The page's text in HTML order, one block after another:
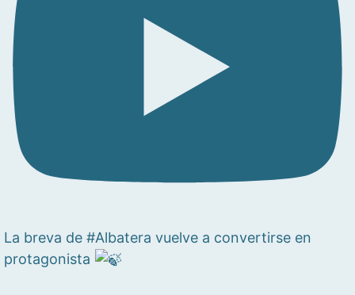
La breva de #Albatera vuelve a convertirse en
protagonista